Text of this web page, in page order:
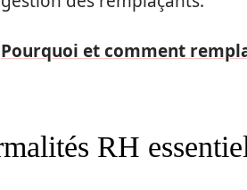
Pourquoi et comment
RH